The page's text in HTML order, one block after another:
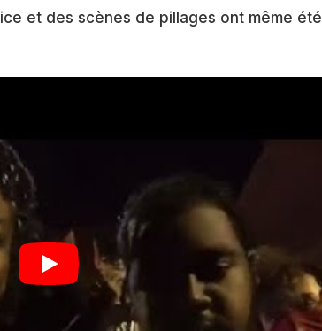
et des scènes de pillages ont même été